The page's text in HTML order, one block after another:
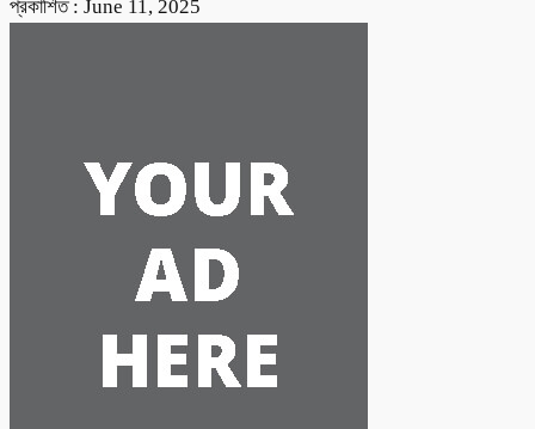
প্রকাশিত : June 11, 2025